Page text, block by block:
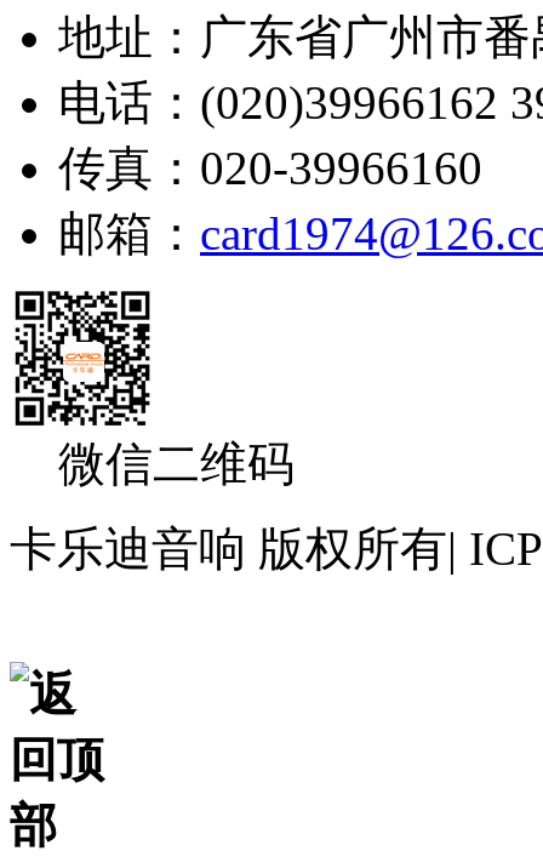
地址：广东省广州市
电话：(020)39966162
传真：020-39966160
邮箱：
微信二维码
卡乐迪音响 版权所有|